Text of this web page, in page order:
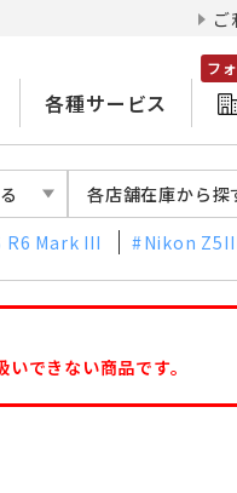
ご
各種サービス
フ
各店舗在庫から探
R6 Mark III Nikon
できない商品です。